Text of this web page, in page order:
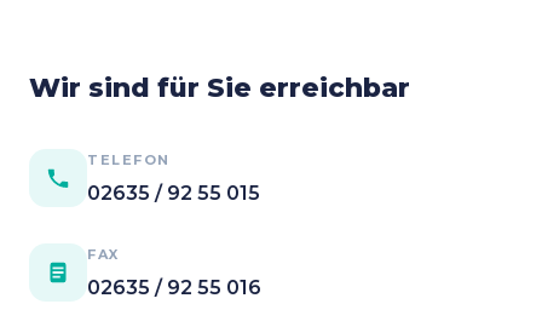
Wir sind für Sie erreichbar
TELEFON
02635 / 92 55 015
FAX
02635 / 92 55 016